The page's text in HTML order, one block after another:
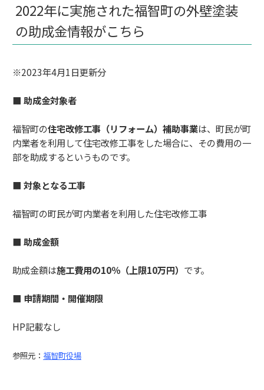
2022年に実施された福智町の外壁塗装
の助成金情報がこちら
※2023年4月1日更新分
■ 助成金対象者
福智町の住宅改修工事（リフォーム）補助事業は、町民が町
内業者を利用して住宅改修工事をした場合に、その費用の一
部を助成するというものです。
■ 対象となる工事
福智町の町民が町内業者を利用した住宅改修工事
■ 助成金額
助成金額は施工費用の10％（上限10万円） です。
■ 申請期間・開催期限
HP記載なし
参照元： 福智町役場